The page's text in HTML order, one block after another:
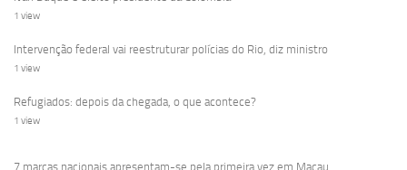
1 view
Intervenção federal vai reestruturar polícias do Rio, diz ministro
1 view
Refugiados: depois da chegada, o que acontece?
1 view
7 marcas nacionais apresentam-se pela primeira vez em Macau